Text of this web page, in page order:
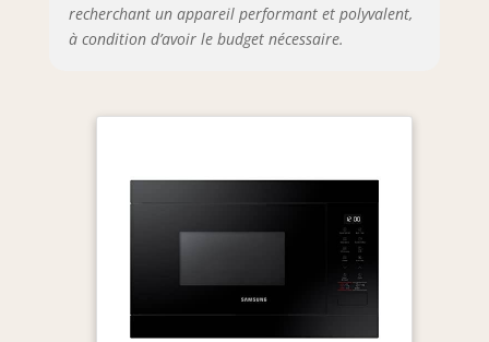
recherchant un appareil performant et polyvalent,
à condition d’avoir le budget nécessaire.